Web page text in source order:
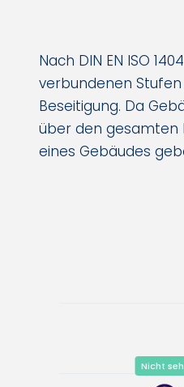
Nach DIN EN ISO
verbundenen
Beseitigung. Da
über den gesamten
eines Gebäudes
Nicht